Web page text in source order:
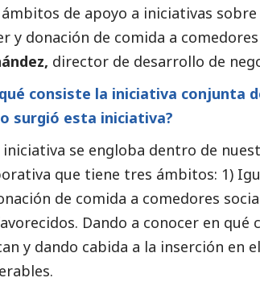
de apoyo a iniciativas
y donación de comida a
director de desarrollo de
consiste la iniciativa conjunta
surgió esta iniciativa?
iniciativa se engloba dentro de
que tiene tres ámbitos: 1)
de comida a comedores
Dando a conocer en
y dando cabida a la inserción en